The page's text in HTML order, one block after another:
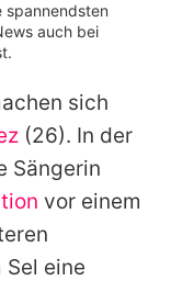
spannendsten
auch bei
sich
(26). In der
Sängerin
vor einem
eine